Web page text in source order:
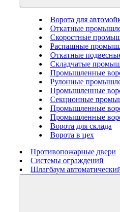
Ворота для
Откатные
Скоростные
Распашные
Откатные
Складчатые
Промышленные
Рулонные
Промышленные
Секционные
Промышленные
Промышленные
Ворота для склада
Ворота в цех
Противопожарные двери
Системы ограждений
Шлагбаум